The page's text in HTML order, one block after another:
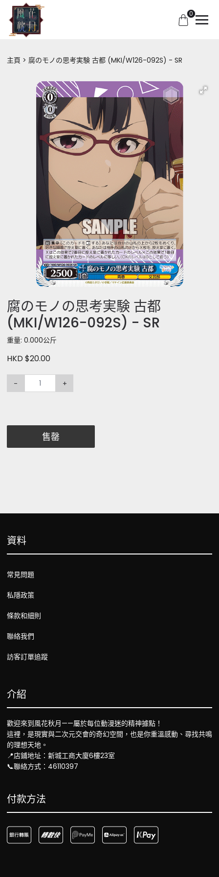
0
主頁 腐のモノの思考実験 古都 (MKI/W126-092S) - SR
腐のモノの思考実験 古都
(MKI/W126-092S) - SR
重量: 0.000公斤
HKD $20.00
- +
售罄
資料
常見問題
私隱政策
條款和細則
聯絡我們
訪客訂單追蹤
介紹
歡迎來到風花秋月——屬於每位動漫迷的精神據點！
這裡，是現實與二次元交會的奇幻空間，也是你重溫感動、尋找共鳴
的理想天地。
📍店鋪地址：新城工商大廈6樓23室
📞聯絡方式：46110397
付款方法